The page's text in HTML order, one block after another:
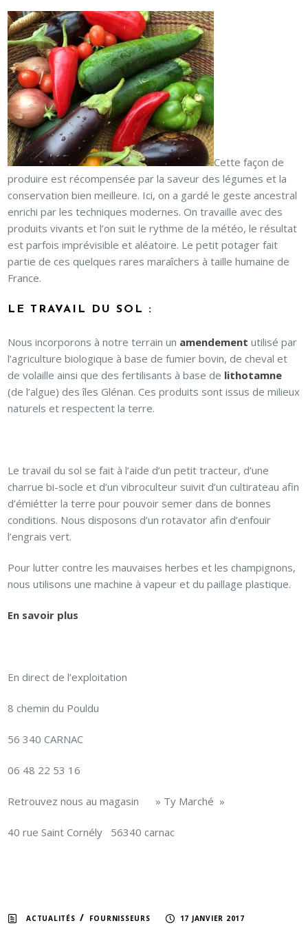
Cette façon de
produire est récompensée par la saveur des légumes et la
conservation bien meilleure. Ici, on a gardé le geste ancestral
enrichi par les techniques modernes. On travaille avec des
produits vivants et l’on suit le rythme de la météo, le résultat
est parfois imprévisible et aléatoire. Le petit potager fait
partie de ces quelques rares maraîchers à taille humaine de
France.
LE TRAVAIL DU SOL :
Nous incorporons à notre terrain un amendement utilisé par
l’agriculture biologique à base de fumier bovin, de cheval et
de volaille ainsi que des fertilisants à base de lithotamne
(de l’algue) des îles Glénan. Ces produits sont issus de milieux
naturels et respectent la terre.
Le travail du sol se fait à l’aide d’un petit tracteur, d’une
charrue bi-socle et d’un vibroculteur suivit d’un cultirateau afin
d’émiétter la terre pour pouvoir semer dans de bonnes
conditions. Nous disposons d’un rotavator afin d’enfouir
l’engrais vert.
Pour lutter contre les mauvaises herbes et les champignons,
nous utilisons une machine à vapeur et du paillage plastique.
En savoir plus
En direct de l’exploitation
8 chemin du Pouldu
56 340 CARNAC
06 48 22 53 16
Retrouvez nous au magasin » Ty Marché »
40 rue Saint Cornély 56340 carnac
ACTUALITÉS / FOURNISSEURS 17 JANVIER 2017